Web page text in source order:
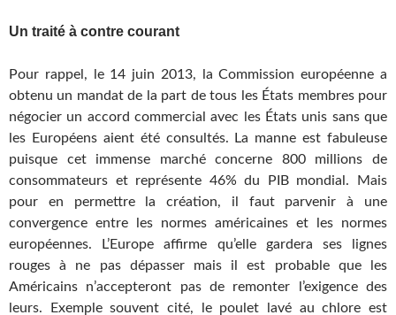
Un traité à contre courant
Pour rappel, le 14 juin 2013, la Commission européenne a
obtenu un mandat de la part de tous les États membres pour
négocier un accord commercial avec les États unis sans que
les Européens aient été consultés. La manne est fabuleuse
puisque cet immense marché concerne 800 millions de
consommateurs et représente 46% du PIB mondial. Mais
pour en permettre la création, il faut parvenir à une
convergence entre les normes américaines et les normes
européennes. L’Europe affirme qu’elle gardera ses lignes
rouges à ne pas dépasser mais il est probable que les
Américains n’accepteront pas de remonter l’exigence des
leurs. Exemple souvent cité, le poulet lavé au chlore est